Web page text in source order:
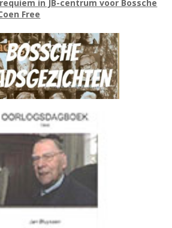
in JB-centrum voor Bossche
Free